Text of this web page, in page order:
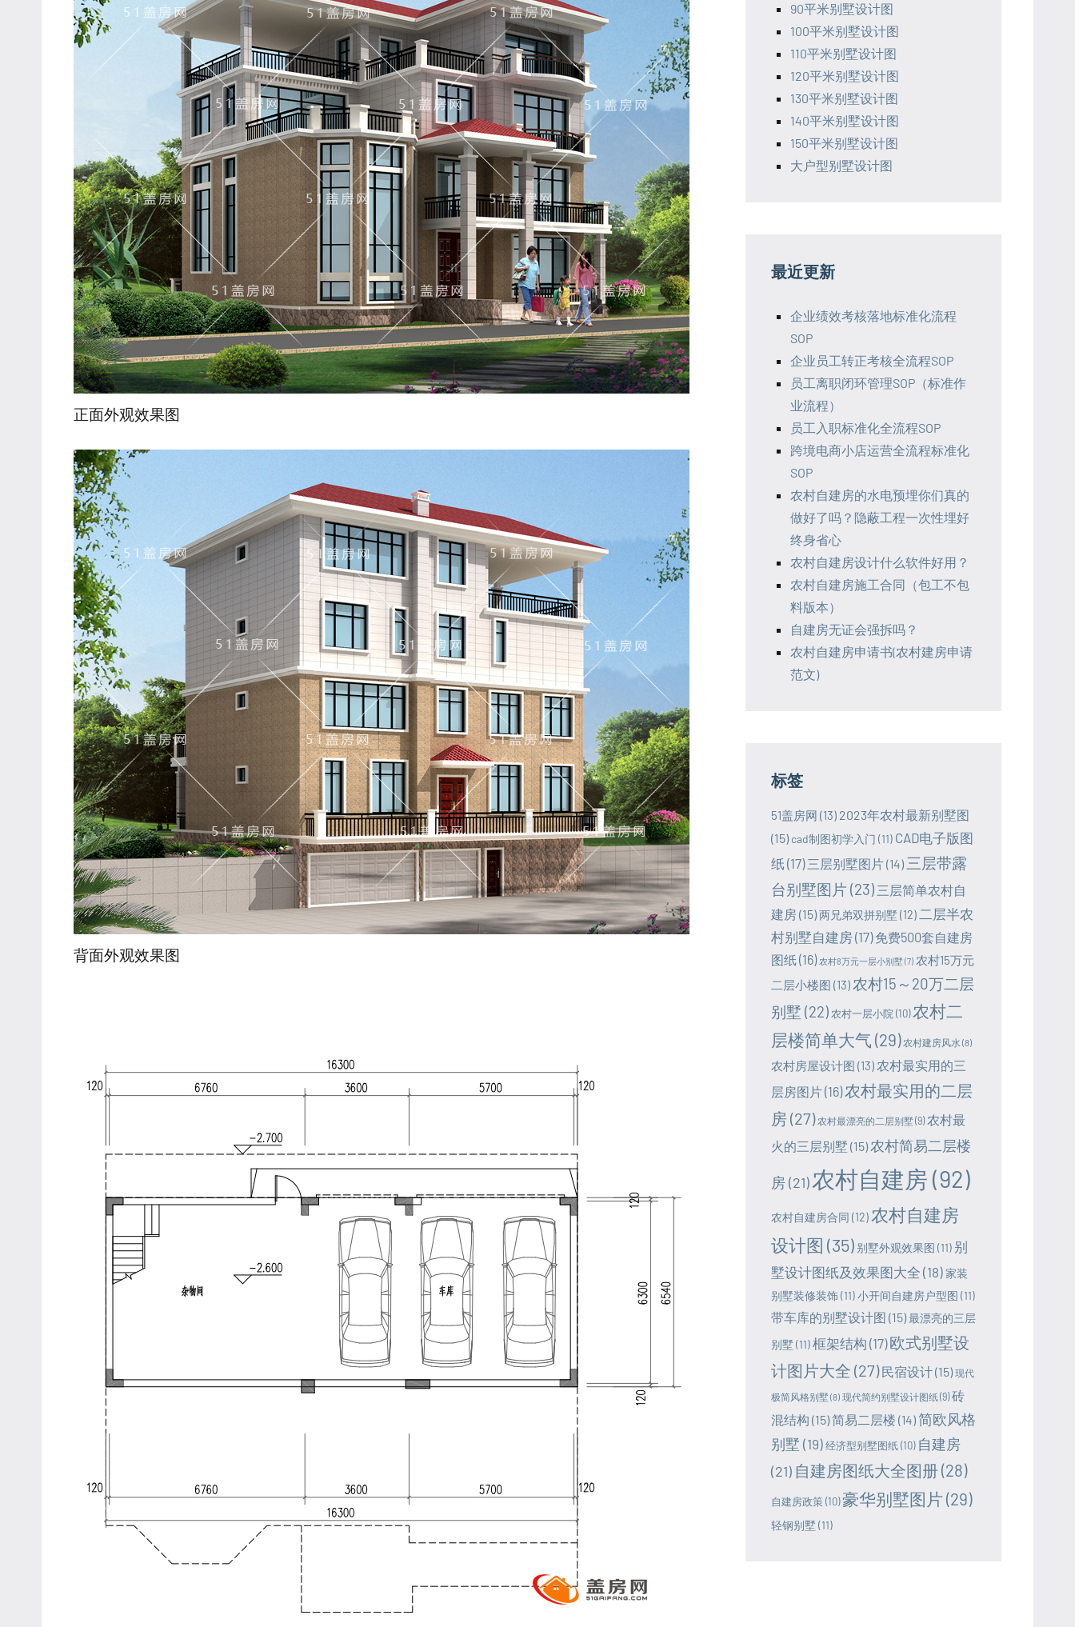
正面外观效果图
背面外观效果图
90平米别墅设计图
100平米别墅设计图
110平米别墅设计图
120平米别墅设计图
130平米别墅设计图
140平米别墅设计图
150平米别墅设计图
大户型别墅设计图
最近更新
企业绩效考核落地标准化流程
SOP
企业员工转正考核全流程SOP
员工离职闭环管理SOP（标准作
业流程）
员工入职标准化全流程SOP
跨境电商小店运营全流程标准化
SOP
农村自建房的水电预埋你们真的
做好了吗？隐蔽工程一次性埋好
终身省心
农村自建房设计什么软件好用？
农村自建房施工合同（包工不包
料版本）
自建房无证会强拆吗？
农村自建房申请书(农村建房申请
范文)
标签
51盖房网 (13) 2023年农村最新别墅图
(15) cad制图初学入门 (11) CAD电子版图
纸(17) 三层别墅图片(14) 三层带露
台别墅图片 (23) 三层简单农村自
建房(15)两兄弟双拼别墅 (12) 二层半农
村别墅自建房(17) 免费500套自建房
图纸(16) 农村8万元一层小别墅(7) 农村15万元
二层小楼图 (13)农村15～20万二层
别墅 (22) 农村一层小院 (10)农村二
层楼简单大气 (29) 农村建房风水 (8)
农村房屋设计图 (13) 农村最实用的三
层房图片(16)农村最实用的二层
房 (27) 农村最漂亮的二层别墅(9) 农村最
火的三层别墅 (15)农村简易二层楼
房(21)农村自建房 (92)
农村自建房合同 (12) 农村自建房
设计图 (35) 别墅外观效果图 (11) 别
墅设计图纸及效果图大全 (18)家装
别墅装修装饰(11)小开间自建房户型图 (11)
带车库的别墅设计图 (15)最漂亮的三层
别墅 (11)框架结构 (17) 欧式别墅设
计图片大全 (27) 民宿设计(15) 现代
极简风格别墅(8) 现代简约别墅设计图纸(9) 砖
混结构 (15)简易二层楼 (14)简欧风格
别墅 (19)经济型别墅图纸(10) 自建房
(21) 自建房图纸大全图册 (28)
自建房政策(10)豪华别墅图片 (29)
轻钢别墅 (11)